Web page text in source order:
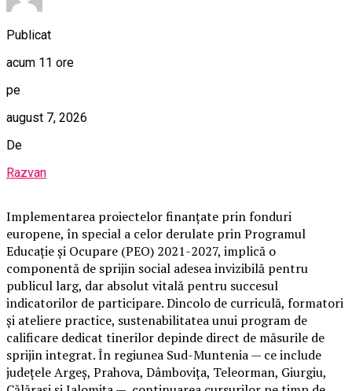
Publicat
acum 11 ore
pe
august 7, 2026
De
Razvan
Implementarea proiectelor finanțate prin fonduri
europene, în special a celor derulate prin Programul
Educație și Ocupare (PEO) 2021-2027, implică o
componentă de sprijin social adesea invizibilă pentru
publicul larg, dar absolut vitală pentru succesul
indicatorilor de participare. Dincolo de curriculă, formatori
și ateliere practice, sustenabilitatea unui program de
calificare dedicat tinerilor depinde direct de măsurile de
sprijin integrat. În regiunea Sud-Muntenia — ce include
județele Argeș, Prahova, Dâmbovița, Teleorman, Giurgiu,